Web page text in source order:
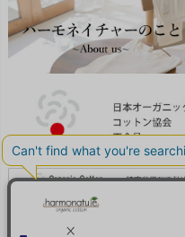
お問い合わせchevron_right